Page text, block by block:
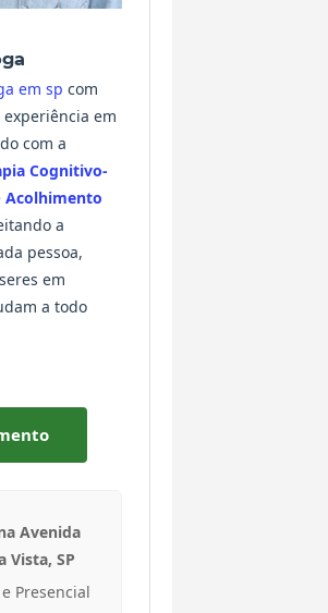
em sp com
em
com a
Cognitivo-
Acolhimento
a
pessoa,
em
a todo
Avenida
Vista, SP
Presencial